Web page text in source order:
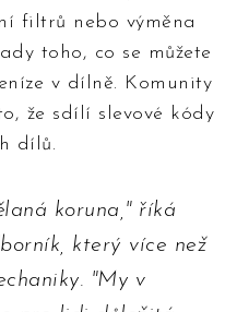
filtrů nebo výměna
toho, co se můžete
v dílně. Komunity
že sdílí slevové kódy
dílů.
koruna," říká
který více než
"My v